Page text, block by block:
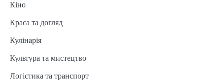
Кіно
Краса та догляд
Кулінарія
Культура та мистецтво
Логістика та транспорт